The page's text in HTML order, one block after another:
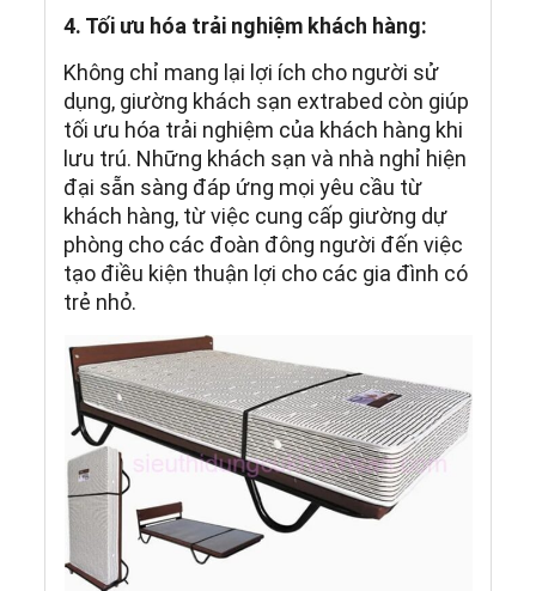
4. Tối ưu hóa trải nghiệm khách hàng:
Không chỉ mang lại lợi ích cho người sử
dụng, giường khách sạn extrabed còn giúp
tối ưu hóa trải nghiệm của khách hàng khi
lưu trú. Những khách sạn và nhà nghỉ hiện
đại sẵn sàng đáp ứng mọi yêu cầu từ
khách hàng, từ việc cung cấp giường dự
phòng cho các đoàn đông người đến việc
tạo điều kiện thuận lợi cho các gia đình có
trẻ nhỏ.